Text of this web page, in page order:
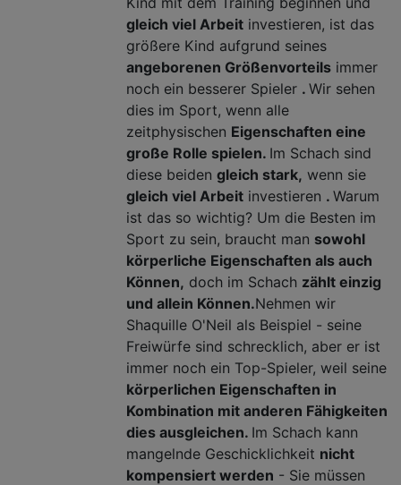
gleich viel Arbeit investieren, ist das
größere Kind aufgrund seines
angeborenen Größenvorteils immer
noch ein besserer Spieler . Wir sehen
dies im Sport, wenn alle
zeitphysischen Eigenschaften eine
große Rolle spielen. Im Schach sind
diese beiden gleich stark, wenn sie
gleich viel Arbeit investieren . Warum
ist das so wichtig? Um die Besten im
Sport zu sein, braucht man sowohl
körperliche Eigenschaften als auch
Können, doch im Schach zählt einzig
und allein Können.Nehmen wir
Shaquille O'Neil als Beispiel - seine
Freiwürfe sind schrecklich, aber er ist
immer noch ein Top-Spieler, weil seine
körperlichen Eigenschaften in
Kombination mit anderen Fähigkeiten
dies ausgleichen. Im Schach kann
mangelnde Geschicklichkeit nicht
kompensiert werden - Sie müssen